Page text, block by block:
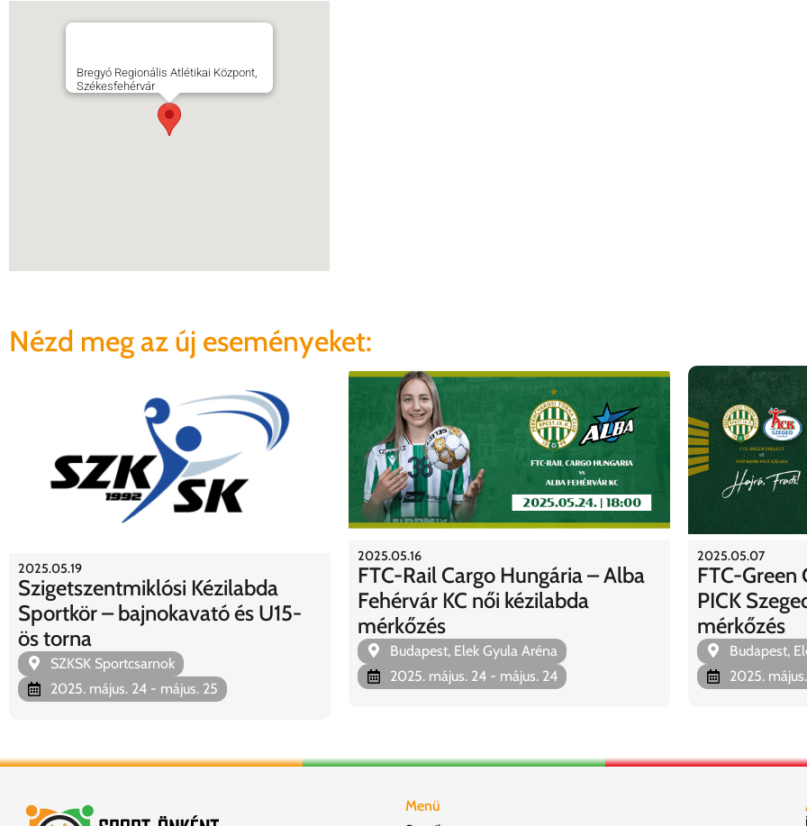
Bregyó Regionális Atlétikai Központ,
Székesfehérvár
Nézd meg az új eseményeket:
2025.05.19
Szigetszentmiklósi Kézilabda
Sportkör – bajnokavató és U15-
ös torna
SZKSK Sportcsarnok
2025. május. 24 - május. 25
2025.05.16
FTC-Rail Cargo Hungária – Alba
Fehérvár KC női kézilabda
mérkőzés
Budapest, Elek Gyula Aréna
2025. május. 24 - május. 24
2025.05.07
FTC-Green
PICK
mérkőzés
Budapest,
2025.
Menü